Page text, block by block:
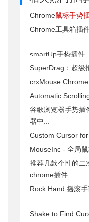
Chrome鼠标手势
Chrome工具箱插
smartUp手势插件
SuperDrag：超级
crxMouse
Automatic Scrolling
谷歌浏览器手势插
器中...
Custom Cursor
MouseInc - 全局
推荐几款个性的二
chrome插件
Rock Hand 摇滚
Shake to Find